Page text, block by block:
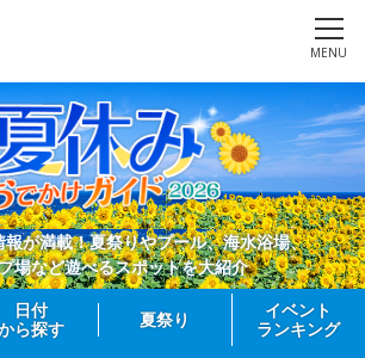
MENU
が満載！夏祭りやプール、海水浴場、
場など遊べるスポットを大紹介
日付
ら探す
夏祭り
イベント
ランキング